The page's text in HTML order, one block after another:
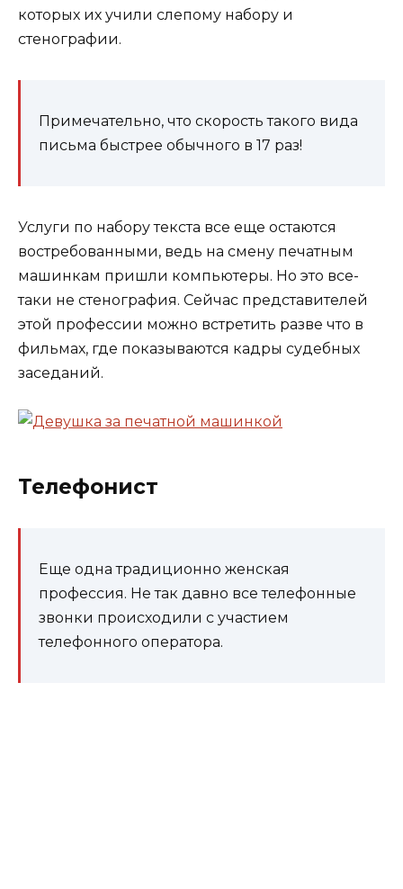
которых их учили слепому набору и
стенографии.
Примечательно, что скорость такого вида
письма быстрее обычного в 17 раз!
Услуги по набору текста все еще остаются
востребованными, ведь на смену печатным
машинкам пришли компьютеры. Но это все-
таки не стенография. Сейчас представителей
этой профессии можно встретить разве что в
фильмах, где показываются кадры судебных
заседаний.
Телефонист
Еще одна традиционно женская
профессия. Не так давно все телефонные
звонки происходили с участием
телефонного оператора.